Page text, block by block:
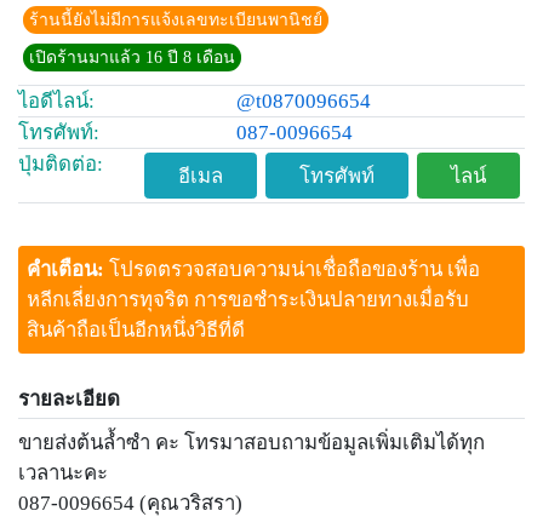
ร้านนี้ยังไม่มีการแจ้งเลขทะเบียนพานิชย์
เปิดร้านมาแล้ว 16 ปี 8 เดือน
ไอดีไลน์:
@t0870096654
โทรศัพท์:
087-0096654
ปุ่มติดต่อ:
อีเมล โทรศัพท์ ไลน์
คำเตือน: โปรดตรวจสอบความน่าเชื่อถือของร้าน เพื่อ
หลีกเลี่ยงการทุจริต การขอชำระเงินปลายทางเมื่อรับ
สินค้าถือเป็นอีกหนึ่งวิธีที่ดี
รายละเอียด
ขายส่งต้นล้ำซำ คะ โทรมาสอบถามข้อมูลเพิ่มเติมได้ทุก
เวลานะคะ
087-0096654 (คุณวริสรา)